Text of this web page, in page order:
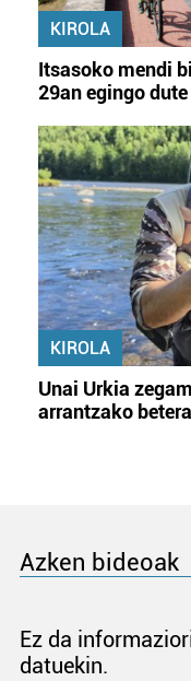
KIROLA
Itsasoko mendi
29an egingo dute
KIROLA
Unai Urkia
arrantzako
Azken bideoak
Ez da
datuekin.